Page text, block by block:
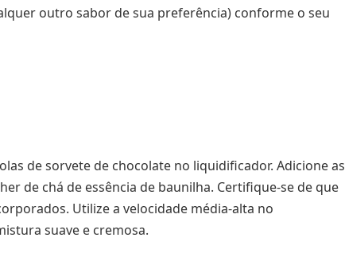
outro sabor de sua preferência) conforme o seu
de sorvete de chocolate no liquidificador. Adicione as
de chá de essência de baunilha. Certifique-se de que
Utilize a velocidade média-alta no
suave e cremosa.